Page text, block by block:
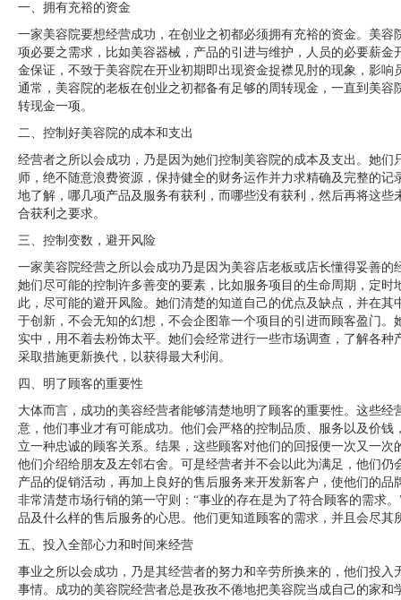
一、拥有充裕的资金 ­
一家美容院要想经营成功，在创业之初都必须拥有充裕的资金。美容
项必要之需求，比如美容器械，产品的引进与维护，人员的必要薪金
金保证，不致于美容院在开业初期即出现资金捉襟见肘的现象，影响
通常，美容院的老板在创业之初都备有足够的周转现金，一直到美容
转现金一项。 ­ ­
二、控制好美容院的成本和支出 ­
经营者之所以会成功，乃是因为她们控制美容院的成本及支出。她们
师，绝不随意浪费资源，保持健全的财务运作并力求精确及完整的
地了解，哪几项产品及服务有获利，而哪些没有获利，然后再将这些
合获利之要求。 ­
三、控制变数，避开风险­
一家美容院经营之所以会成功乃是因为美容店老板或店长懂得妥善的
她们尽可能的控制许多善变的要素，比如服务项目的生命周期，定时
此，尽可能的避开风险。她们清楚的知道自己的优点及缺点，并在
于创新，不会无知的幻想，不会企图靠一个项目的引进而顾客盈门。
实中，用不着去粉饰太平。她们会经常进行一些市场调查，了解各
采取措施更新换代，以获得最大利润。 ­
四、明了顾客的重要性 ­
大体而言，成功的美容经营者能够清楚地明了顾客的重要性。这些经
意，他们事业才有可能成功。他们会严格的控制品质、服务以及价钱
立一种忠诚的顾客关系。结果，这些顾客对他们的回报便一次又一
他们介绍给朋友及左邻右舍。可是经营者并不会以此为满足，他们仍
产品的促销活动，再加上良好的售后服务来开发新客户，使他们的
非常清楚市场行销的第一守则：“事业的存在是为了符合顾客的需求
品及什么样的售后服务的心思。他们更知道顾客的需求，并且会尽其
五、投入全部心力和时间来经营 ­
事业之所以会成功，乃是其经营者的努力和辛劳所换来的，他们投入
事情。成功的美容院经营者总是孜孜不倦地把美容院当成自己的家和